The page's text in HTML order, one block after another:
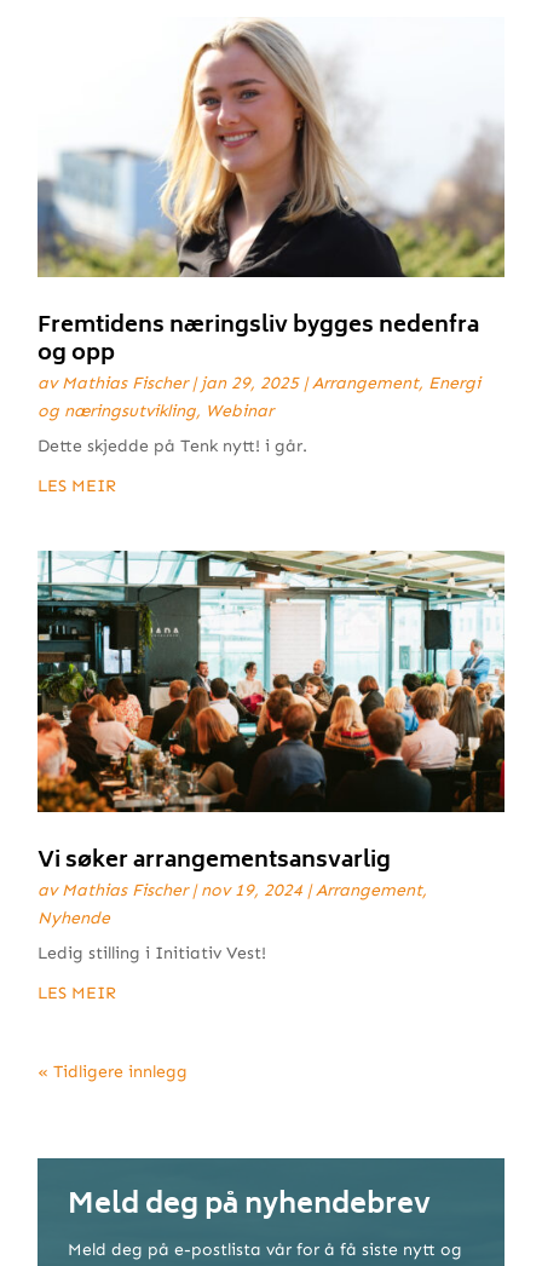
Fremtidens næringsliv bygges nedenfra
og opp
avMathias Fischer|jan 29, 2025|Arrangement, Energi
og næringsutvikling, Webinar
Dette skjedde på Tenk nytt! i går.
LES MEIR
Vi søker arrangementsansvarlig
avMathias Fischer|nov 19, 2024 |Arrangement,
Nyhende
Ledig stilling i Initiativ Vest!
LES MEIR
« Tidligere innlegg
Meld deg på nyhendebrev
Meld deg på e-postlista vår for å få siste nytt og